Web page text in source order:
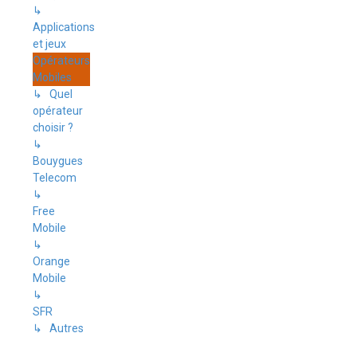
↳
Applications
et jeux
Opérateurs
Mobiles
↳ Quel
opérateur
choisir ?
↳
Bouygues
Telecom
↳
Free
Mobile
↳
Orange
Mobile
↳
SFR
↳ Autres